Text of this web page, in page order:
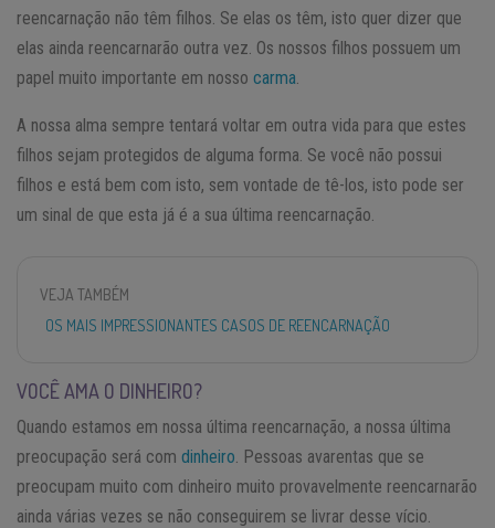
reencarnação não têm filhos. Se elas os têm, isto quer dizer que
elas ainda reencarnarão outra vez. Os nossos filhos possuem um
papel muito importante em nosso carma
A nossa alma sempre tentará voltar em outra vida para que estes
filhos sejam protegidos de alguma forma. Se você não possui
filhos e está bem com isto, sem vontade de tê-los, isto pode ser
um sinal de que esta já é a sua última reencarnação.
VEJA TAMBÉM
OS MAIS IMPRESSIONANTES CASOS DE REENCARNAÇÃO
VOCÊ AMA O DINHEIRO?
Quando estamos em nossa última reencarnação, a nossa última
preocupação será com dinheiro . Pessoas avarentas que se
preocupam muito com dinheiro muito provavelmente reencarnarão
ainda várias vezes se não conseguirem se livrar desse vício.